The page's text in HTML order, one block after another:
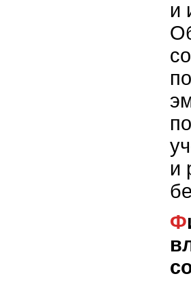
и
и
Физическая активность и её